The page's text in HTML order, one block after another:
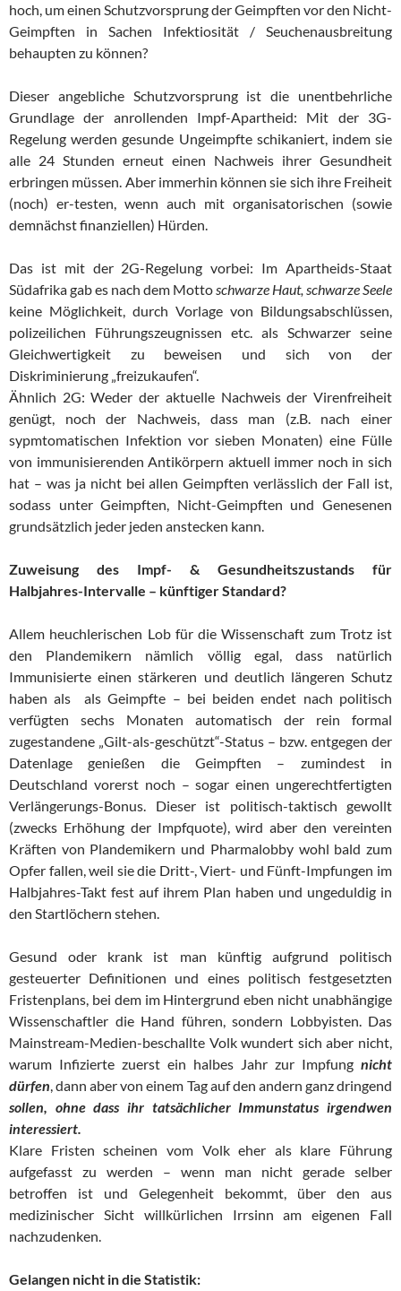
hoch, um einen Schutzvorsprung der Geimpften vor den Nicht-
Geimpften in Sachen Infektiosität / Seuchenausbreitung
behaupten zu können?
Dieser angebliche Schutzvorsprung ist die unentbehrliche
Grundlage der anrollenden Impf-Apartheid: Mit der 3G-
Regelung werden gesunde Ungeimpfte schikaniert, indem sie
alle 24 Stunden erneut einen Nachweis ihrer Gesundheit
erbringen müssen. Aber immerhin können sie sich ihre Freiheit
(noch) er-testen, wenn auch mit organisatorischen (sowie
demnächst finanziellen) Hürden.
Das ist mit der 2G-Regelung vorbei: Im Apartheids-Staat
Südafrika gab es nach dem Mottoschwarze Haut, schwarze Seele
keine Möglichkeit, durch Vorlage von Bildungsabschlüssen,
polizeilichen Führungszeugnissen etc. als Schwarzer seine
Gleichwertigkeit zu beweisen und sich von der
Diskriminierung „freizukaufen“.
Ähnlich 2G: Weder der aktuelle Nachweis der Virenfreiheit
genügt, noch der Nachweis, dass man (z.B. nach einer
sypmtomatischen Infektion vor sieben Monaten) eine Fülle
von immunisierenden Antikörpern aktuell immer noch in sich
hat – was ja nicht bei allen Geimpften verlässlich der Fall ist,
sodass unter Geimpften, Nicht-Geimpften und Genesenen
grundsätzlich jeder jeden anstecken kann.
Zuweisung des Impf- & Gesundheitszustands für
Halbjahres-Intervalle – künftiger Standard?
Allem heuchlerischen Lob für die Wissenschaft zum Trotz ist
den Plandemikern nämlich völlig egal, dass natürlich
Immunisierte einen stärkeren und deutlich längeren Schutz
haben als als Geimpfte – bei beiden endet nach politisch
verfügten sechs Monaten automatisch der rein formal
zugestandene „Gilt-als-geschützt“-Status – bzw. entgegen der
Datenlage genießen die Geimpften – zumindest in
Deutschland vorerst noch – sogar einen ungerechtfertigten
Verlängerungs-Bonus. Dieser ist politisch-taktisch gewollt
(zwecks Erhöhung der Impfquote), wird aber den vereinten
Kräften von Plandemikern und Pharmalobby wohl bald zum
Opfer fallen, weil sie die Dritt-, Viert- und Fünft-Impfungen im
Halbjahres-Takt fest auf ihrem Plan haben und ungeduldig in
den Startlöchern stehen.
Gesund oder krank ist man künftig aufgrund politisch
gesteuerter Definitionen und eines politisch festgesetzten
Fristenplans, bei dem im Hintergrund eben nicht unabhängige
Wissenschaftler die Hand führen, sondern Lobbyisten. Das
Mainstream-Medien-beschallte Volk wundert sich aber nicht,
warum Infizierte zuerst ein halbes Jahr zur Impfung nicht
dürfen, dann aber von einem Tag auf den andern ganz dringend
sollen, ohne dass ihr tatsächlicher Immunstatus irgendwen
interessiert.
Klare Fristen scheinen vom Volk eher als klare Führung
aufgefasst zu werden – wenn man nicht gerade selber
betroffen ist und Gelegenheit bekommt, über den aus
medizinischer Sicht willkürlichen Irrsinn am eigenen Fall
nachzudenken.
Gelangen nicht in die Statistik: